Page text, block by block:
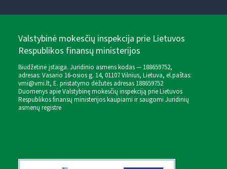
Valstybinė mokesčių inspekcija prie Lietuvos
Respublikos finansų ministerijos
Biudžetinė įstaiga. Juridinio asmens kodas — 188659752,
adresas: Vasario 16-osios g. 14, 01107 Vilnius, Lietuva, el.paštas:
vmi@vmi.lt, E. pristatymo dėžutės adresas 188659752
Duomenys apie Valstybinę mokesčių inspekciją prie Lietuvos
Respublikos finansų ministerijos kaupiami ir saugomi Juridinių
asmenų registre